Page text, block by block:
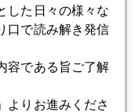
イデーも
した日々の様々な
口で読み解き発信
容である旨ご了解
よりお進みくださ